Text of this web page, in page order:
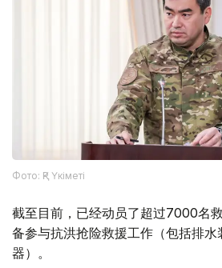
Фото: ҚР Үкіметі
截至目前，已经动员了超过7000名
备参与抗洪抢险救援工作（包括排
器）。